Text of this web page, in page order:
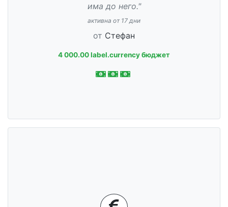
има до него."
активна от 17 дни
от Стефан
4 000.00 label.currency бюджет